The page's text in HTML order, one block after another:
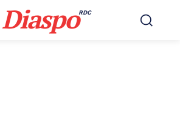
DiaspoRDC